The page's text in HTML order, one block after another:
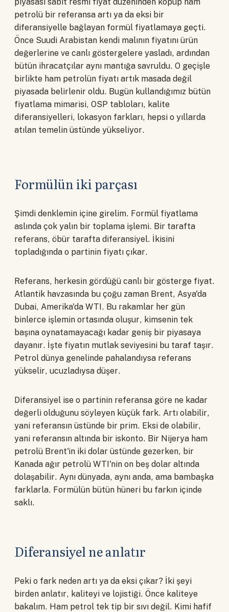
petrolü bir referansa artı ya da eksi bir
diferansiyelle bağlayan formül fiyatlamaya geçti.
Önce Suudi Arabistan kendi malının fiyatını ürün
değerlerine ve canlı göstergelere yasladı, ardından
bütün ihracatçılar aynı mantığa savruldu. O geçişle
birlikte ham petrolün fiyatı artık masada değil
piyasada belirlenir oldu. Bugün kullandığımız bütün
fiyatlama mimarisi, OSP tabloları, kalite
diferansiyelleri, lokasyon farkları, hepsi o yıllarda
atılan temelin üstünde yükseliyor.
Formülün iki parçası
Şimdi denklemin içine girelim. Formül fiyatlama
aslında çok yalın bir toplama işlemi. Bir tarafta
referans, öbür tarafta diferansiyel. İkisini
topladığında o partinin fiyatı çıkar.
Referans, herkesin gördüğü canlı bir gösterge fiyat.
Atlantik havzasında bu çoğu zaman Brent, Asya'da
Dubai, Amerika'da WTI. Bu rakamlar her gün
binlerce işlemin ortasında oluşur, kimsenin tek
başına oynatamayacağı kadar geniş bir piyasaya
dayanır. İşte fiyatın mutlak seviyesini bu taraf taşır.
Petrol dünya genelinde pahalandıysa referans
yükselir, ucuzladıysa düşer.
Diferansiyel ise o partinin referansa göre ne kadar
değerli olduğunu söyleyen küçük fark. Artı olabilir,
yani referansın üstünde bir prim. Eksi de olabilir,
yani referansın altında bir iskonto. Bir Nijerya ham
petrolü Brent'in iki dolar üstünde gezerken, bir
Kanada ağır petrolü WTI'nin on beş dolar altında
dolaşabilir. Aynı dünyada, aynı anda, ama bambaşka
farklarla. Formülün bütün hüneri bu farkın içinde
saklı.
Diferansiyel ne anlatır
Peki o fark neden artı ya da eksi çıkar? İki şeyi
birden anlatır, kaliteyi ve lojistiği. Önce kaliteye
bakalım. Ham petrol tek tip bir sıvı değil. Kimi hafif